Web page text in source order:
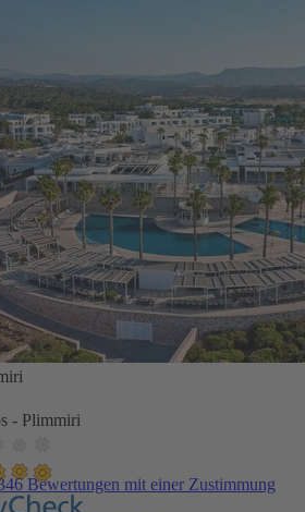
- Plimmiri
Bewertungen mit einer Zustimmung